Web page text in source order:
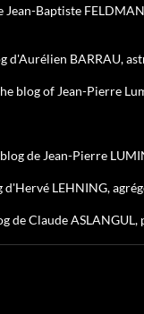
Jean-Baptiste
d'Aurélien BARRAU,
blog of Jean-Pierre
de Jean-Pierre
LEHNING,
de Claude